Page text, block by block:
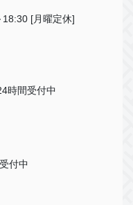
18:30 [月曜定休]
時間受付中
付中